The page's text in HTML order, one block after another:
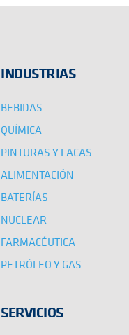
INDUSTRIAS
BEBIDAS
QUÍMICA
PINTURAS Y LACAS
ALIMENTACIÓN
BATERÍAS
NUCLEAR
FARMACÉUTICA
PETRÓLEO Y GAS
SERVICIOS